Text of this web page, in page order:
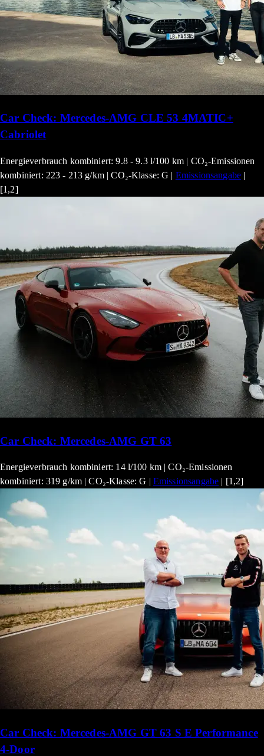
Car Check: Mercedes-AMG CLE 53 4MATIC+
Cabriolet
Energieverbrauch kombiniert: 9.8 - 9.3 l/100 km | CO₂-Emissionen
kombiniert: 223 - 213 g/km | CO₂-Klasse: G | Emissionsangabe |
[1,2]
Car Check: Mercedes-AMG GT 63
Energieverbrauch kombiniert: 14 l/100 km | CO₂-Emissionen
kombiniert: 319 g/km | CO₂-Klasse: G | Emissionsangabe | [1,2]
Car Check: Mercedes-AMG GT 63 S E Performance
4-Door